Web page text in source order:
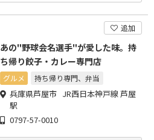
追加
あの"野球会名選手"が愛した味。持
ち帰り餃子・カレー専門店
グルメ 持ち帰り専門、弁当
兵庫県芦屋市 JR西日本神戸線 芦屋
駅
0797-57-0010